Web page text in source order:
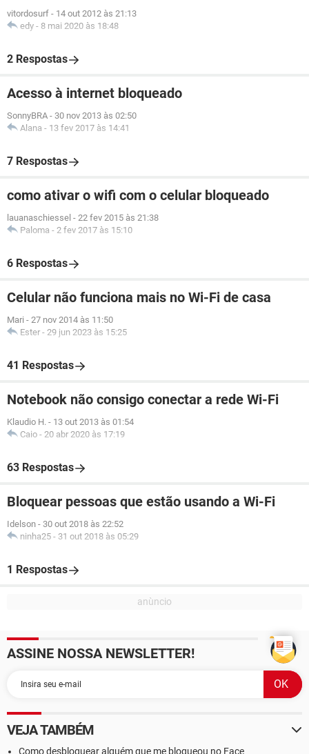
vitordosurf - 14 out 2012 às 21:13
edy - 8 mai 2020 às 18:48
2 Respostas
Acesso à internet bloqueado
SonnyBRA - 30 nov 2013 às 02:50
Alana - 13 fev 2017 às 14:41
7 Respostas
como ativar o wifi com o celular bloqueado
lauanaschiessel - 22 fev 2015 às 21:38
Paloma - 2 fev 2017 às 15:10
6 Respostas
Celular não funciona mais no Wi-Fi de casa
Mari - 27 nov 2014 às 11:50
Ester - 29 jun 2023 às 15:25
41 Respostas
Notebook não consigo conectar a rede Wi-Fi
Klaudio H. - 13 out 2013 às 01:54
Caio - 20 abr 2020 às 17:19
63 Respostas
Bloquear pessoas que estão usando a Wi-Fi
Idelson - 30 out 2018 às 22:52
ninha25 - 31 out 2018 às 05:29
1 Respostas
ASSINE NOSSA NEWSLETTER!
VEJA TAMBÉM
Como desbloquear alguém que me bloqueou no Face